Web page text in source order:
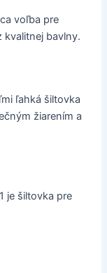
voľba pre
bavlny.
ľahká šiltovka
žiarením a
je šiltovka pre